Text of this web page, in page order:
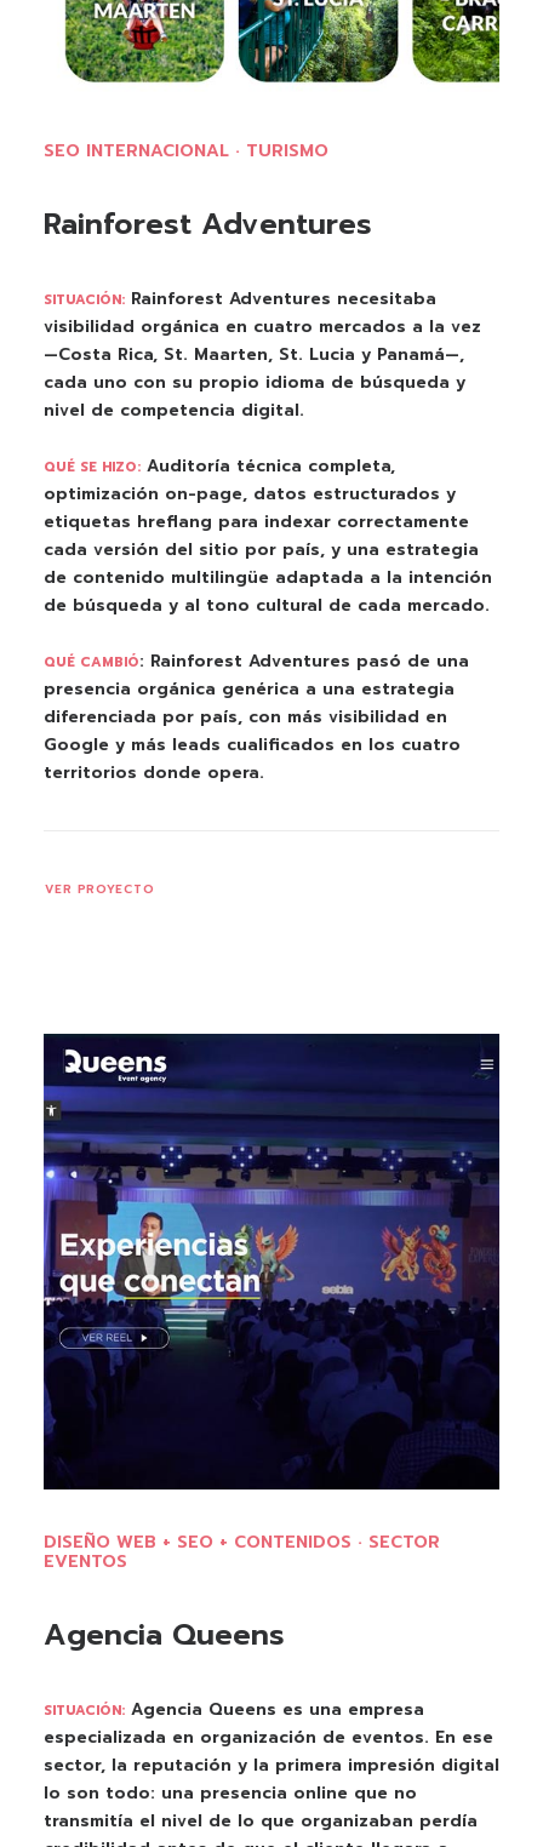
SEO INTERNACIONAL · TURISMO
Rainforest Adventures
SITUACIÓN: Rainforest Adventures necesitaba
visibilidad orgánica en cuatro mercados a la vez
—Costa Rica, St. Maarten, St. Lucia y Panamá—,
cada uno con su propio idioma de búsqueda y
nivel de competencia digital.
QUÉ SE HIZO: Auditoría técnica completa,
optimización on-page, datos estructurados y
etiquetas hreflang para indexar correctamente
cada versión del sitio por país, y una estrategia
de contenido multilingüe adaptada a la intención
de búsqueda y al tono cultural de cada mercado.
QUÉ CAMBIÓ: Rainforest Adventures pasó de una
presencia orgánica genérica a una estrategia
diferenciada por país, con más visibilidad en
Google y más leads cualificados en los cuatro
territorios donde opera.
VER PROYECTO
DISEÑO WEB + SEO + CONTENIDOS · SECTOR
EVENTOS
Agencia Queens
SITUACIÓN: Agencia Queens es una empresa
especializada en organización de eventos. En ese
sector, la reputación y la primera impresión digital
lo son todo: una presencia online que no
transmitía el nivel de lo que organizaban perdía